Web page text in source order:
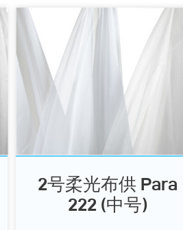
2号柔光布供 Para
222 (中号)